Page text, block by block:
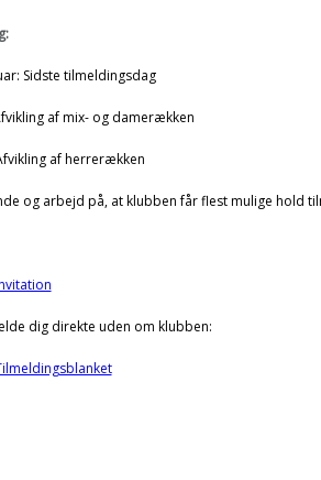
Sidste tilmeldingsdag
af mix- og damerækken
af herrerækken
og arbejd på, at klubben får flest mulige hold
dig direkte uden om klubben: